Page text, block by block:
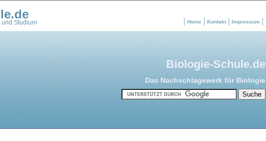
Home Kontakt Impressum
und Studium
Biologie-Schule.de
Das Nachschlagewerk für Biologie